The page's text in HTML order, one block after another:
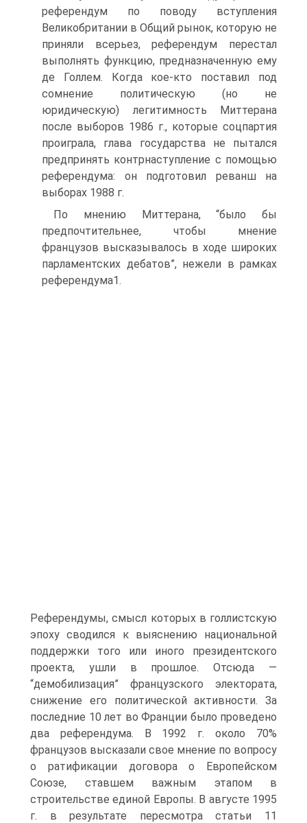
референдум по поводу вступления
Великобритании в Общий рынок, которую не
приняли всерьез, референдум перестал
выполнять функцию, предназначенную ему
де Голлем. Когда кое-кто поставил под
сомнение политическую (но не
юридическую) легитимность Миттерана
после выборов 1986 г., которые соцпартия
проиграла, глава государства не пытался
предпринять контрнаступление с помощью
референдума: он подготовил реванш на
выборах 1988 г.
По мнению Миттерана, “было бы
предпочтительнее, чтобы мнение
французов высказывалось в ходе широких
парламентских дебатов”, нежели в рамках
референдума1.
Референдумы, смысл которых в голлистскую
эпоху сводился к выяснению национальной
поддержки того или иного президентского
проекта, ушли в прошлое. Отсюда —
“демобилизация” французского электората,
снижение его политической активности. За
последние 10 лет во Франции было проведено
два референдума. В 1992 г. около 70%
французов высказали свое мнение по вопросу
о ратификации договора о Европейском
Союзе, ставшем важным этапом в
строительстве единой Европы. В августе 1995
г. в результате пересмотра статьи 11